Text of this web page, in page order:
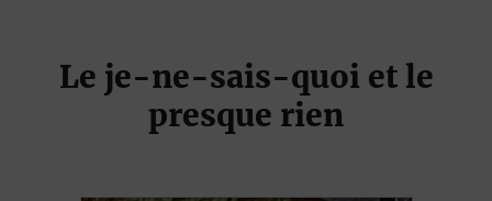
Le je-ne-sais-quoi et le
presque rien